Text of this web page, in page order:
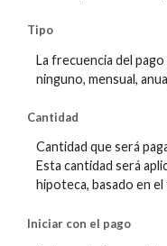
Tipo
La frecuencia del
ninguno, mensual,
Cantidad
Cantidad que será
Esta cantidad será
hipoteca, basado en
Iniciar con el pago